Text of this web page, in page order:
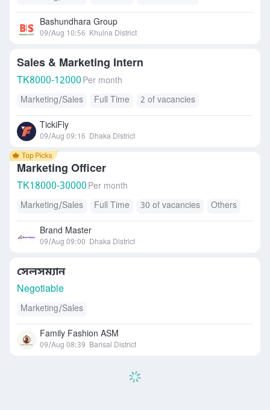
Bashundhara Group
09/Aug 10:56 Khulna District
Sales & Marketing Intern
TK8000-12000 Per month
Marketing/Sales
Full Time 2 of vacancies
TickiFly
09/Aug 09:16 Dhaka District
Marketing Officer
TK18000-30000 Per month
Marketing/Sales
Full Time 30 of vacancies Others
Brand Master
09/Aug 09:00 Dhaka District
সেলসম্যান
Negotiable
Marketing/Sales
Family Fashion ASM
09/Aug 08:39 Barisal District